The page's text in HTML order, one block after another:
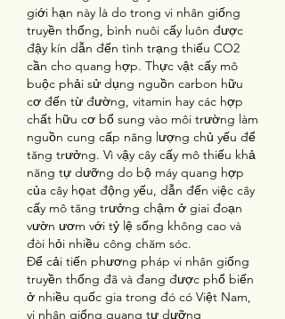
giới hạn này là do trong vi nhân giống
truyền thống, bình nuôi cấy luôn được
đậy kín dẫn đến tình trạng thiếu CO2
cần cho quang hợp. Thực vật cấy mô
buộc phải sử dụng nguồn carbon hữu
cơ đến từ đường, vitamin hay các hợp
chất hữu cơ bổ sung vào môi trường làm
nguồn cung cấp năng lượng chủ yếu để
tăng trưởng. Vì vậy cây cấy mô thiếu khả
năng tự dưỡng do bộ máy quang hợp
của cây họat động yếu, dẫn đến việc cây
cấy mô tăng trưởng chậm ở giai đoạn
vườn ươm với tỷ lệ sống không cao và
đòi hỏi nhiều công chăm sóc.
Để cải tiến phương pháp vi nhân giống
truyền thống đã và đang được phổ biến
ở nhiều quốc gia trong đó có Việt Nam,
vi nhân giống quang tự dưỡng